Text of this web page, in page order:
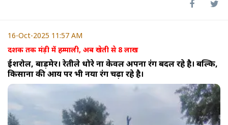
16-Oct-2025 11:57 AM
दशक तक मंड़ी में हम्माली, अब खेती से 8 लाख
ईशरोल, बाड़मेर। रेतीले धोरे ना केवल अपना रंग बदल रहे है। बल्कि,
किसानों की आय पर भी नया रंग चढ़ा रहे है।